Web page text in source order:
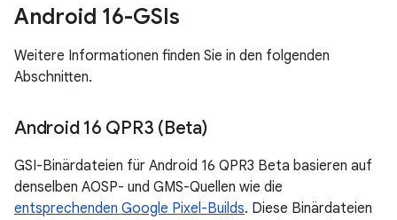
Android 16-GSIs
Weitere Informationen finden Sie in den folgenden
Abschnitten.
Android 16 QPR3 (Beta)
GSI-Binärdateien für Android 16 QPR3 Beta basieren auf
denselben AOSP- und GMS-Quellen wie die
entsprechenden Google Pixel-Builds. Diese Binärdateien